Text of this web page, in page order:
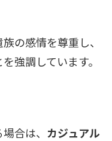
の感情を尊重し、
強調しています。
合は、 カジュアル